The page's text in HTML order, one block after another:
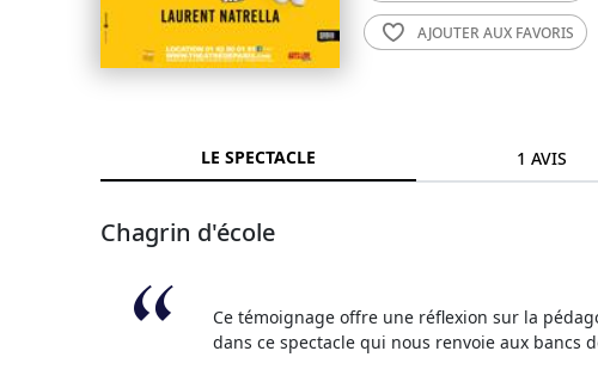
AJOUTER AUX FAVORIS
LE SPECTACLE 1 AVIS
Chagrin d'école
Ce témoignage offre une réflexion sur la
dans ce spectacle qui nous renvoie aux bancs